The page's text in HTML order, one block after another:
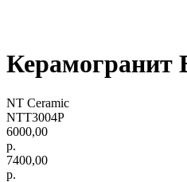
Керамогранит
NT Ceramic
NTT3004P
6000,00
р.
7400,00
р.